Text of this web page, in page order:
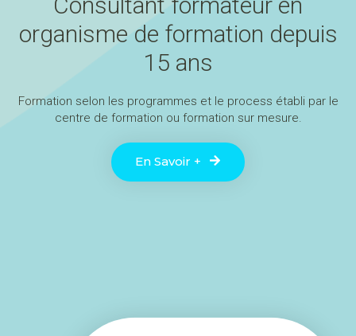
organisme de formation depuis
15 ans
Formation selon les programmes et le process établi par le
centre de formation ou formation sur mesure.
En Savoir +